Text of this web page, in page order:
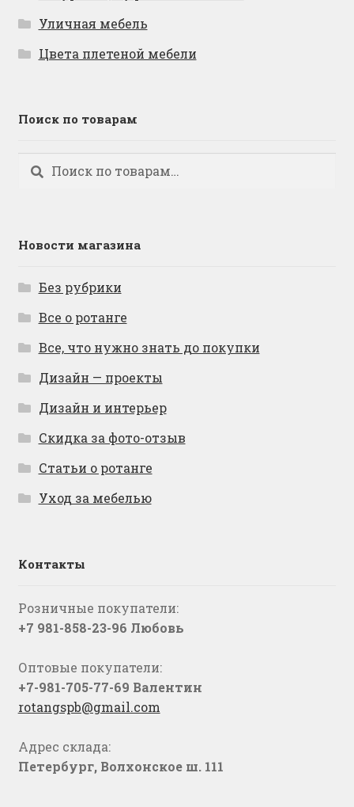
Уличная мебель
Цвета плетеной мебели
Поиск по товарам
Искать:
Поиск
Новости магазина
Без рубрики
Все о ротанге
Все, что нужно знать до покупки
Дизайн — проекты
Дизайн и интерьер
Скидка за фото-отзыв
Статьи о ротанге
Уход за мебелью
Контакты
Розничные покупатели:
+7 981-858-23-96 Любовь
Оптовые покупатели:
+7-981-705-77-69 Валентин
rotangspb@gmail.com
Адрес склада:
Петербург, Волхонское ш. 111